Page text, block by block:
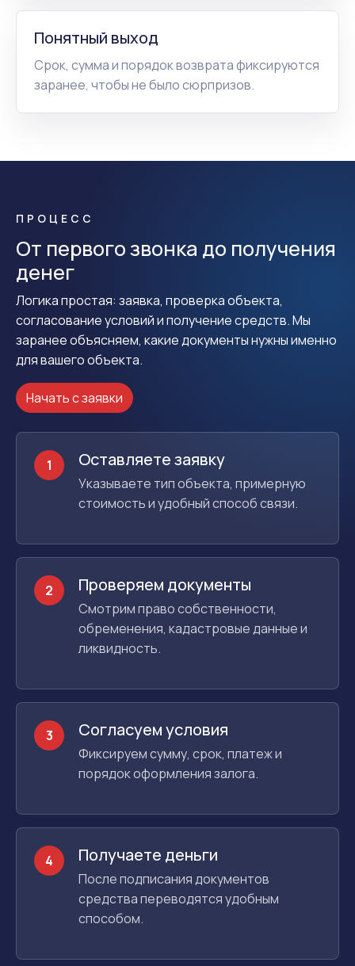
Понятный выход
Срок, сумма и порядок возврата фиксируются
заранее, чтобы не было сюрпризов.
ПРОЦЕСС
От первого звонка до получения
денег
Логика простая: заявка, проверка объекта,
согласование условий и получение средств. Мы
заранее объясняем, какие документы нужны именно
для вашего объекта.
Начать с заявки
1 Оставляете заявку
Указываете тип объекта, примерную
стоимость и удобный способ связи.
2 Проверяем документы
Смотрим право собственности,
обременения, кадастровые данные и
ликвидность.
3 Согласуем условия
Фиксируем сумму, срок, платеж и
порядок оформления залога.
4 Получаете деньги
После подписания документов
средства переводятся удобным
способом.